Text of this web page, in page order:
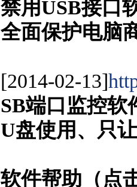
禁用USB接口
全面保护电脑
[2014-02-13]
SB端口监控软
U盘使用、只
软件帮助（点